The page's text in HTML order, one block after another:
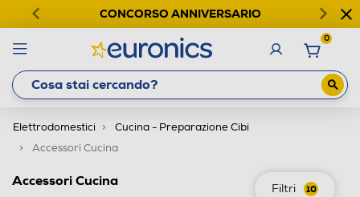
CONCORSO ANNIVERSARIO
0
Elettrodomestici
Cucina - Preparazione Cibi
Accessori Cucina
Filtri 10
Accessori Cucina